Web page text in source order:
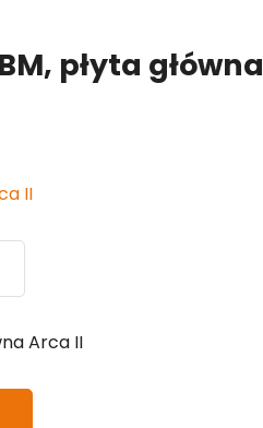
płyta główna
II
Arca II